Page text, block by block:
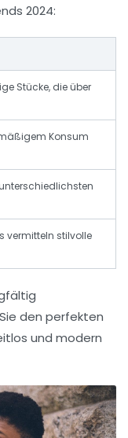
2024:
Stücke, die über
Konsum
vermitteln stilvolle
den perfekten
und modern